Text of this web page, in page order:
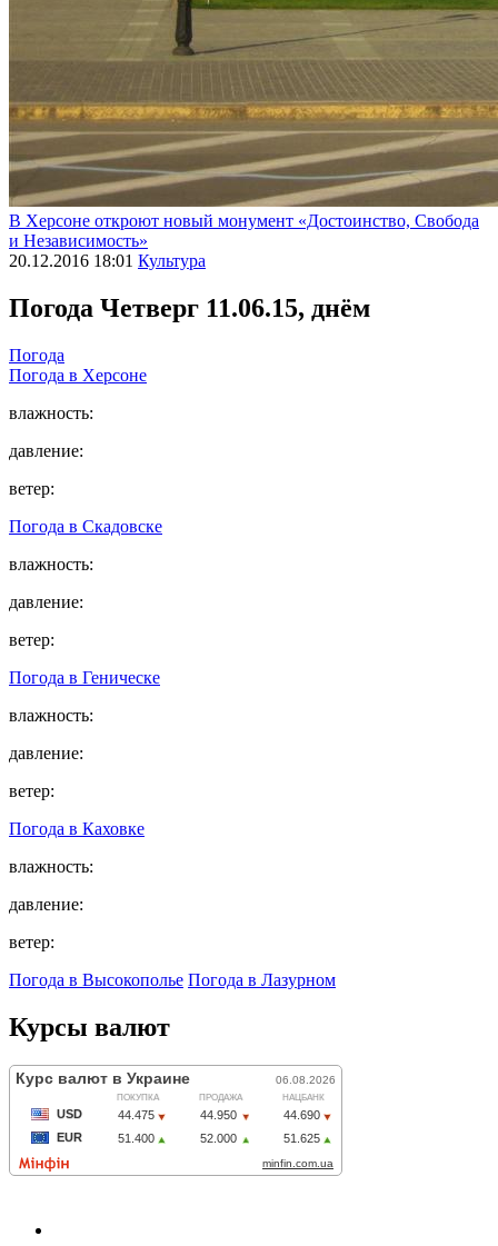
В Херсоне откроют новый монумент «Достоинство, Свобода
и Независимость»
20.12.2016 18:01 Культура
Погода Четверг 11.06.15, днём
Погода
Погода в Херсоне
влажность:
давление:
ветер:
Погода в Скадовске
влажность:
давление:
ветер:
Погода в Геническе
влажность:
давление:
ветер:
Погода в Каховке
влажность:
давление:
ветер:
Погода в Высокополье Погода в Лазурном
Курсы валют